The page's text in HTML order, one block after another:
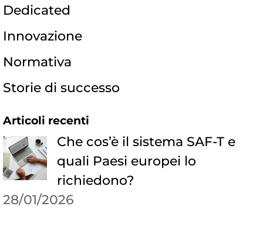
Dedicated
Innovazione
Normativa
Storie di successo
Articoli recenti
Che cos’è il sistema SAF-T e
quali Paesi europei lo
richiedono?
28/01/2026